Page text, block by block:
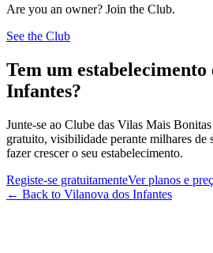
Are you an owner? Join the Club.
See the Club
Tem um
Infantes?
Junte-se ao Clube das Vilas Mais
gratuito, visibilidade perante milhares de
fazer crescer o seu estabelecimento.
Registe-se gratuitamenteVer planos e
← Back to Vilanova dos Infantes